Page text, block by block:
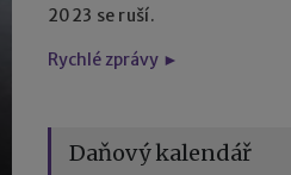
2023 se ruší.
Rychlé zprávy ►
Daňový kalendář